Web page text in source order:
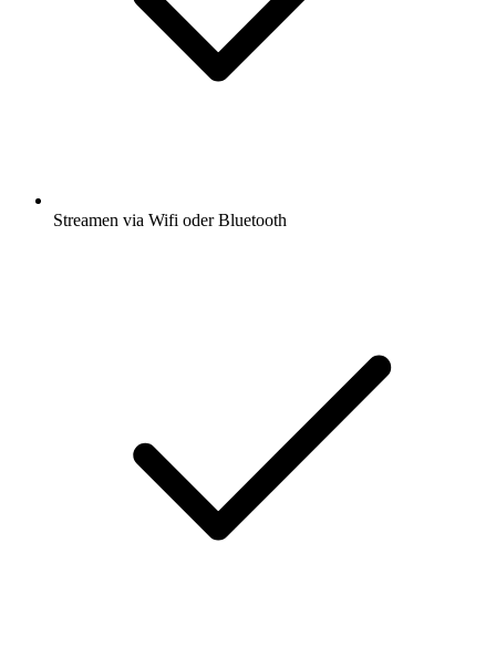
Streamen via Wifi oder Bluetooth